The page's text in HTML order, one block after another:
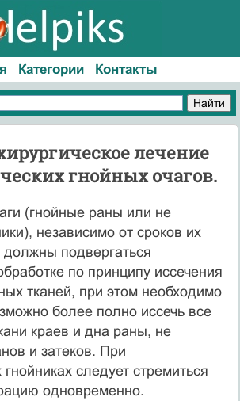
Категории Контакты
лечение
гнойных очагов.
(гнойные раны или не
независимо от сроков их
должны подвер­гаться
по принципу иссечения
тканей, при этом необходимо
более полно иссечь все
краев и дна раны, не
и затеков. При
следует стремиться
одновременно.